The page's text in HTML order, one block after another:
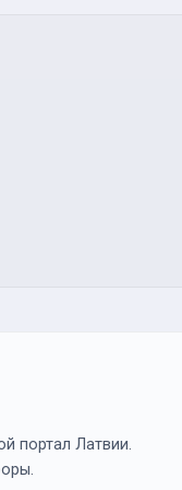
портал Латвии.